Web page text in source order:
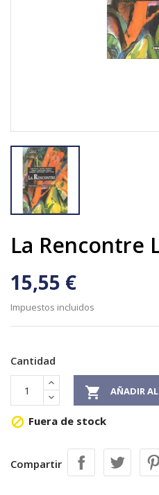
La Rencontre
15,55 €
Impuestos incluidos
Cantidad
 AÑADIR
 Fuera de stock
Compartir